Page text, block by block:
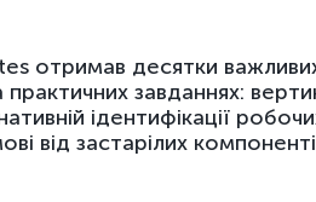
отримав десятки
практичних завданнях:
ідентифікації
від застарілих